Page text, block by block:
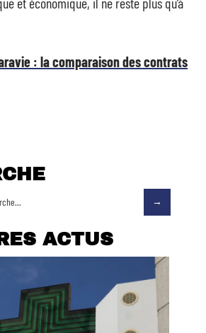
: la comparaison des contrats
ACTUS